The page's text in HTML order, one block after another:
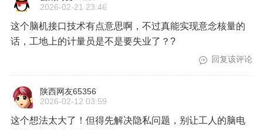
2026-02-21 23:46
这个脑机接口技术有点意思啊，不过真能实现意念核量的
话，工地上的计量员是不是要失业了？?
回复该评论
陕西网友65356
2026-02-12 03:59
这个想法太大了！但得先解决隐私问题，别让工人的脑电